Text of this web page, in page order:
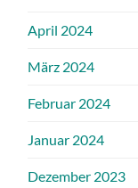
April 2024
März 2024
Februar 2024
Januar 2024
Dezember 2023